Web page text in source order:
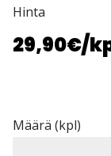
Hinta
29,90€/
Määrä (kpl)